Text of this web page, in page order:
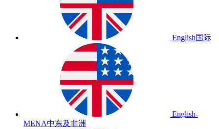
English国际
English-
MENA中东及非洲